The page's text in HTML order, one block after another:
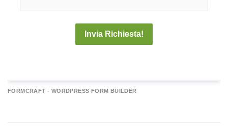
Invia Richiesta!
FORMCRAFT - WORDPRESS FORM BUILDER